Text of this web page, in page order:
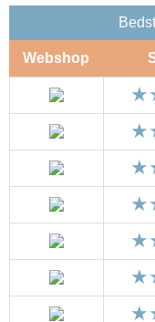
Webshop